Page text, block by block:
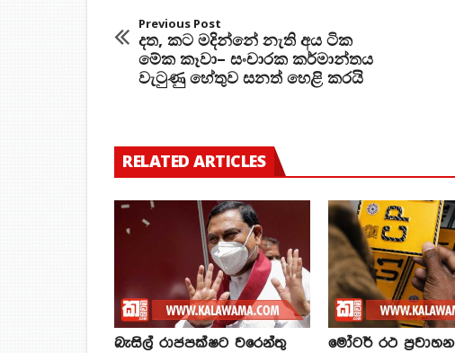
Previous Post
දත, කට මදින්නේ නැති අය ටික
මේක කෑවා– සංචාරක කර්මාන්තය
වැටුණු හේතුව සනත් හෙළි කරයි
RELATED ARTICLES
බැසිල් රාජපක්ෂට වරෙන්තු
මෝටර් රථ ප්‍රවාහන